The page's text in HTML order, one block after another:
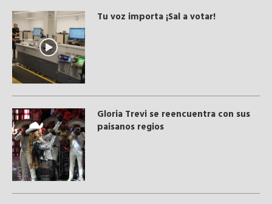
Tu voz importa ¡Sal a votar!
Gloria Trevi se reencuentra con sus
paisanos regios